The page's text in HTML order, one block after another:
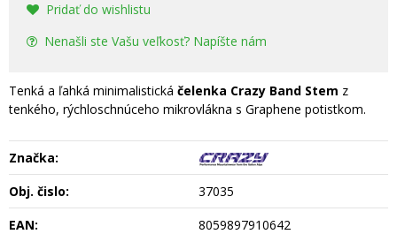
Pridať do wishlistu
Nenašli ste Vašu veľkosť? Napíšte nám
Tenká a ľahká minimalistická čelenka Crazy Band Stem z
tenkého, rýchloschnúceho mikrovlákna s Graphene potistkom.
Značka:
Obj. čislo:
37035
EAN:
8059897910642